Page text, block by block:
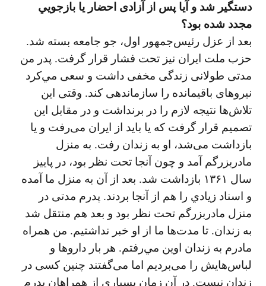
دستگير شد و آيا پس از آزادی احضار يا بازجويي
مجدد شده بود؟
بعد از عزل رئيس‌جمهور اول، جو جامعه بسته شد.
حزب ملت ايران نيز تحت فشار قرار گرفت. پدر من
مدتی طولانی زندگی مخفی داشت و سعی مي‌كرد
نيروهای باقيمانده را سازماندهی كند. وقتی اين
تلاش‌ها نتيجه لازم را در برنداشت و در مقابل اين
تصميم قرار گرفت كه يا بايد از ايران می‌رفت و يا
بازداشت می‌شد، او به زندان رفت. به منزل
مادربزرگم آمد و چون آنجا تحت نظر بود، در پاييز
سال ۱۳۶۱ بازداشت شد. بعد از آن به منزل ما آمده
و اسناد زيادي را هم از آنجا بردند. پدرم مدتی در
منزل مادربزرگم تحت نظر بود و بعد هم منتقل شد
به زندان. تا مدت‌ها ما از او خبر نداشتيم. من همراه
مادرم به زندان اوين مي‌رفتم. هر بار داروها و
لباس‌هايش را می‌برديم اما می‌گفتند چنين كسی در
زندان نيست. در آن زمان بسياري از همراهان پدرم